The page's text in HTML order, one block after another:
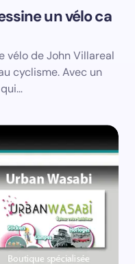
this browser for the
un vélo ca
vélo de John Villareal
cyclisme. Avec un